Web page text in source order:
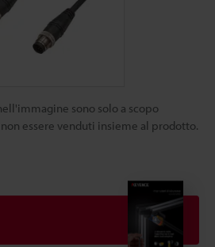
sono solo a scopo
essere venduti insieme al prodotto.